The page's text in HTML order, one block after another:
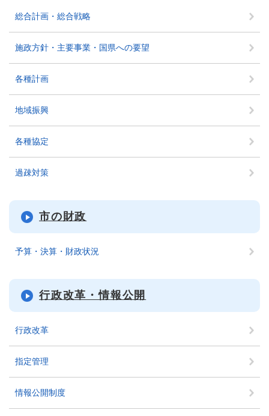
総合計画・総合戦略
施政方針・主要事業・国県への要望
各種計画
地域振興
各種協定
過疎対策
市の財政
予算・決算・財政状況
行政改革・情報公開
行政改革
指定管理
情報公開制度